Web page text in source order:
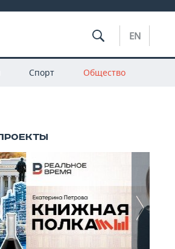
EN
Спорт Общество